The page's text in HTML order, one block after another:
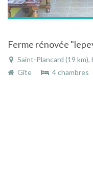
Saint-Plancard (19
Gîte
4 chambres